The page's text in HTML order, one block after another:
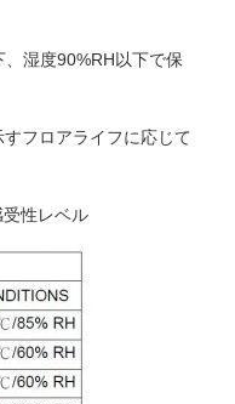
湿度90%RH以下で保
フロアライフに応じて
性レベル